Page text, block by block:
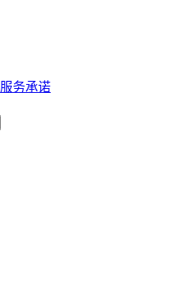
服务承诺